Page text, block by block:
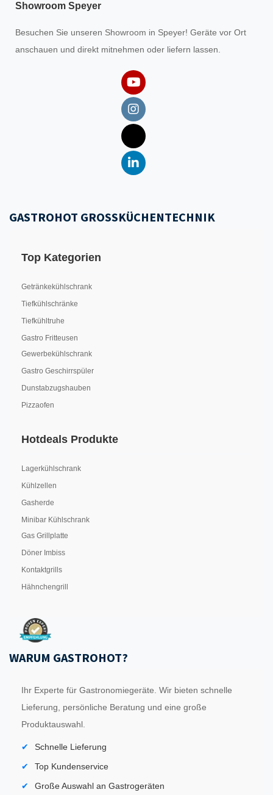
Showroom Speyer
Besuchen Sie unseren Showroom in Speyer! Geräte vor Ort
anschauen und direkt mitnehmen oder liefern lassen.
GASTROHOT GROSSKÜCHENTECHNIK
Top Kategorien
Getränkekühlschrank
Tiefkühlschränke
Tiefkühltruhe
Gastro Fritteusen
Gewerbekühlschrank
Gastro Geschirrspüler
Dunstabzugshauben
Pizzaofen
Hotdeals Produkte
Lagerkühlschrank
Kühlzellen
Gasherde
Minibar Kühlschrank
Gas Grillplatte
Döner Imbiss
Kontaktgrills
Hähnchengrill
WARUM GASTROHOT?
Ihr Experte für Gastronomiegeräte. Wir bieten schnelle
Lieferung, persönliche Beratung und eine große
Produktauswahl.
Schnelle Lieferung
Top Kundenservice
Große Auswahl an Gastrogeräten